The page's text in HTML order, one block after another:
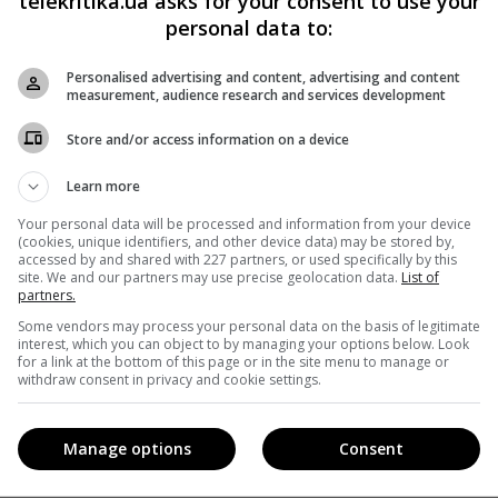
топ-50 нових лідерів триває. Ознайомитися з
сайті NOVILIDERY.COM до 23 травня.
Казарін веде телепрограми українською мовою
у березні – квітнібув співведучимполітичного ток-
«Перший».
personal data to:
Personalised advertising and content, advertising and content
measurement, audience research and services development
Store and/or access information on a device
Learn more
Your personal data will be processed and information from your device
(cookies, unique identifiers, and other device data) may be stored by,
accessed by and shared with 227 partners, or used specifically by this
site. We and our partners may use precise geolocation data. List of
partners.
Some vendors may process your personal data on the basis of legitimate
interest, which you can object to by managing your options below. Look
for a link at the bottom of this page or in the site menu to manage or
withdraw consent in privacy and cookie settings.
Consent
Manage options